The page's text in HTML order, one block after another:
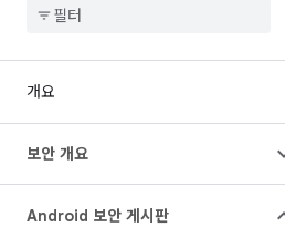
개요
보안 개요
Android 보안 게시판